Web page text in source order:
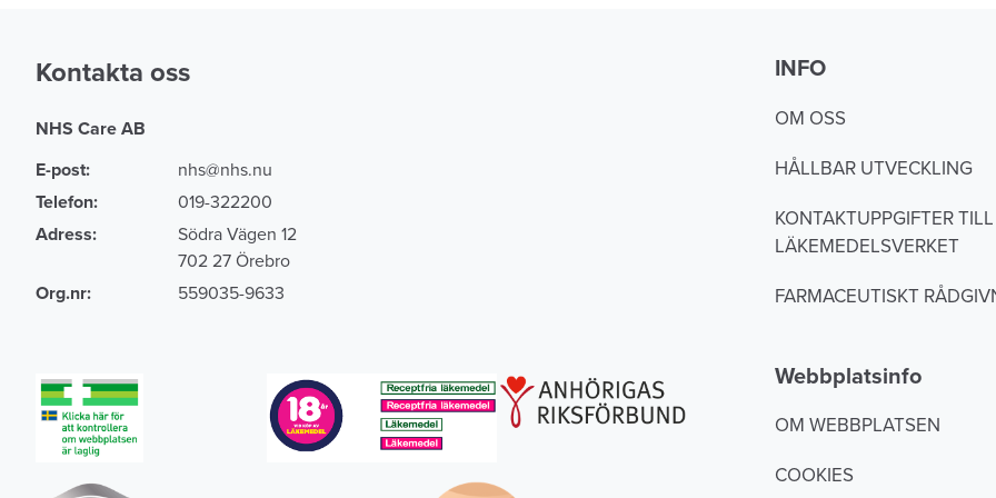
Lavenderdoft
Kontakta oss
NHS Care AB
E-post:
nhs@nhs.nu
Telefon:
019-322200
Adress:
Södra Vägen 12
702 27 Örebro
Org.nr:
559035-9633
INFO
OM OSS
HÅLLBAR UTVECKLING
KONTAKTUPPGIFTER TILL
LÄKEMEDELSVERKET
FARMACEUTISKT
Webbplatsinfo
OM WEBBPLATSEN
COOKIES